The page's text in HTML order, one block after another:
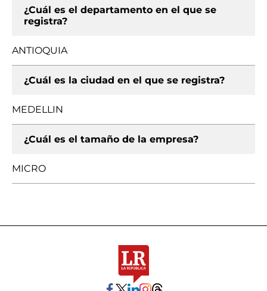
¿Cuál es el departamento en el que se
registra?
ANTIOQUIA
¿Cuál es la ciudad en el que se registra?
MEDELLIN
¿Cuál es el tamaño de la empresa?
MICRO